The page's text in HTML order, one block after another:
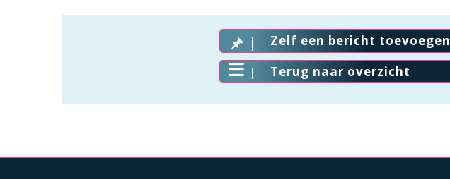
Zelf een bericht toevoegen
Terug naar overzicht